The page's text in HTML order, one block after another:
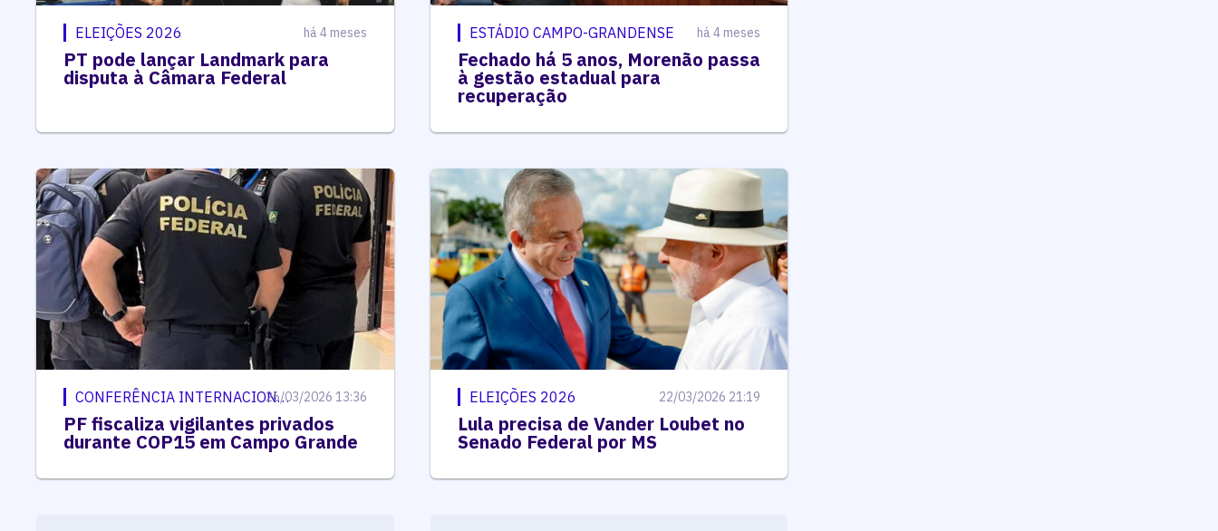
ELEIÇÕES 2026 há 4 meses
PT pode lançar Landmark para
disputa à Câmara Federal
ESTÁDIO CAMPO-GRANDENSE há 4 meses
Fechado há 5 anos, Morenão passa
à gestão estadual para
recuperação
CONFERÊNCIA INTERNACIONAL
26/03/2026 13:36
PF fiscaliza vigilantes privados
durante COP15 em Campo Grande
ELEIÇÕES 2026 22/03/2026 21:19
Lula precisa de Vander Loubet no
Senado Federal por MS